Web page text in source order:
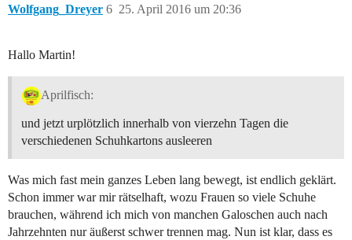
Wolfgang_Dreyer 25. April 2016 um 20:36
6
Hallo Martin!
Aprilfisch:
und jetzt urplötzlich innerhalb von vierzehn Tagen die
verschiedenen Schuhkartons ausleeren
Was mich fast mein ganzes Leben lang bewegt, ist endlich geklärt.
Schon immer war mir rätselhaft, wozu Frauen so viele Schuhe
brauchen, während ich mich von manchen Galoschen auch nach
Jahrzehnten nur äußerst schwer trennen mag. Nun ist klar, dass es